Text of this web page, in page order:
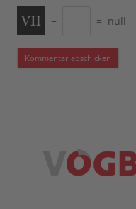
− = null